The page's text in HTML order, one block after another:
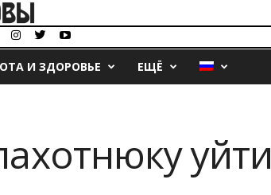
И ЗДОРОВЬЕ ЕЩЁ
уйти